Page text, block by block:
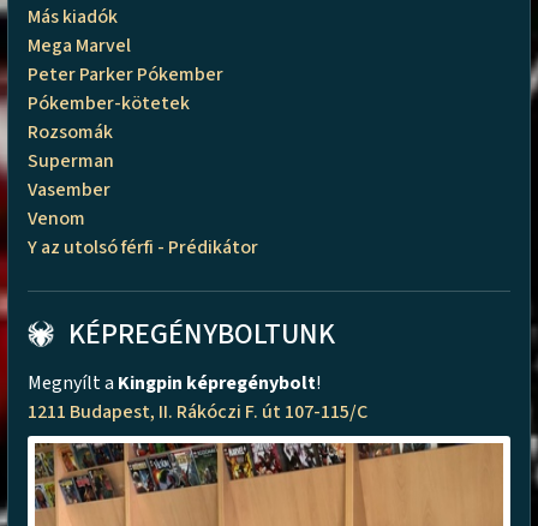
Más kiadók
Mega Marvel
Peter Parker Pókember
Pókember-kötetek
Rozsomák
Superman
Vasember
Venom
Y az utolsó férfi - Prédikátor
KÉPREGÉNYBOLTUNK
Megnyílt a Kingpin képregénybolt!
1211 Budapest, II. Rákóczi F. út 107-115/C